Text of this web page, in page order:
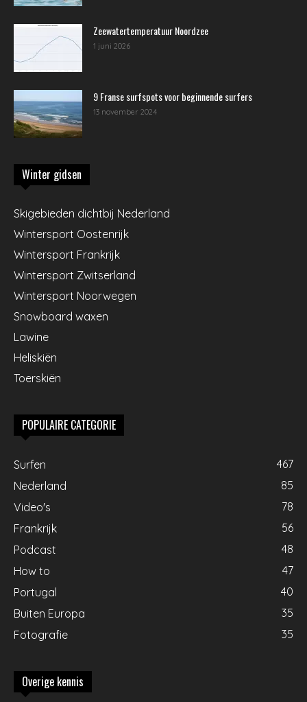
Zeewatertemperatuur Noordzee
1 juni 2026
9 Franse surfspots voor beginnende surfers
13 november 2024
Winter gidsen
Skigebieden dichtbij Nederland
Wintersport Oostenrijk
Wintersport Frankrijk
Wintersport Zwitserland
Wintersport Noorwegen
Snowboard waxen
Lawine
Heliskiën
Toerskiën
POPULAIRE CATEGORIE
Surfen
467
Nederland
85
Video's
78
Frankrijk
56
Podcast
48
How to
47
Portugal
40
Buiten Europa
35
Fotografie
35
Overige kennis